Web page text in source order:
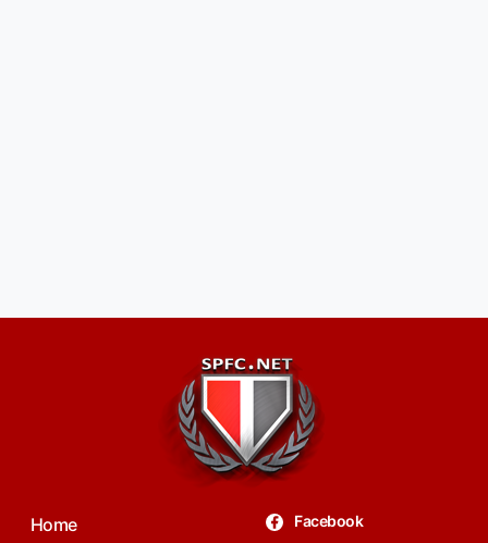
Home Facebook